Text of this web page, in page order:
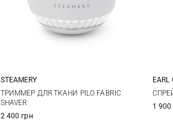
One Size
STEAMERY
ТРИММЕР ДЛЯ ТКАНИ PILO FABRIC
SHAVER
2 400 грн
EARL
1 900